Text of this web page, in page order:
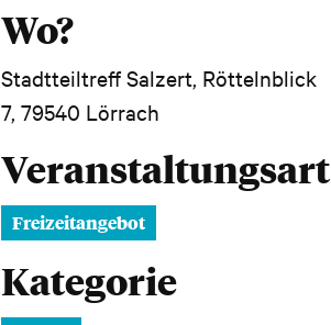
Wo?
Stadtteiltreff Salzert, Röttelnblick
7, 79540 Lörrach
Veranstaltungsart
Freizeitangebot
Kategorie